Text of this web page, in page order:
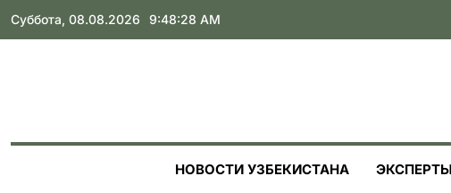
Skip
Суббота, 08.08.2026 9:48:30 AM
НОВОСТИ УЗБЕКИСТАНА ЭКСПЕРТЫ